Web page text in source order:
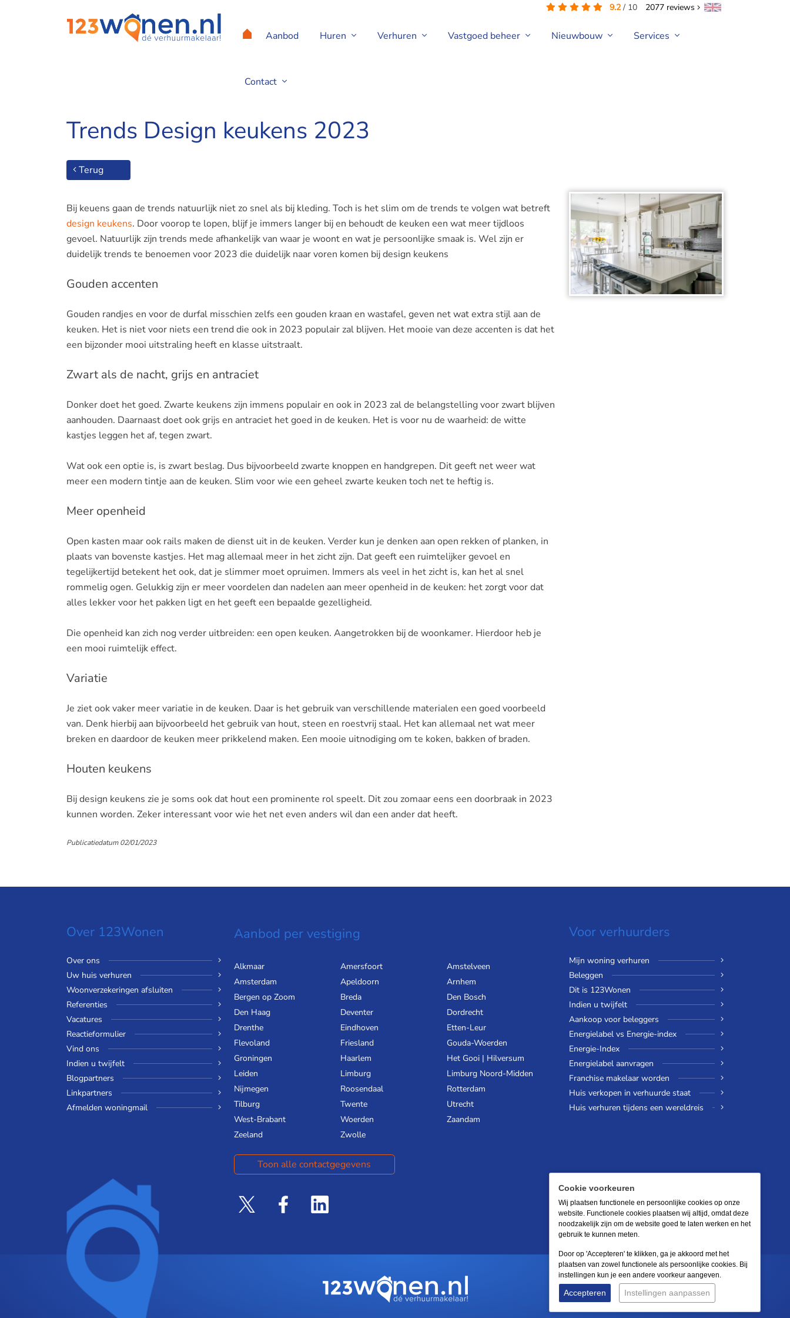
9.2/ 10 2077 reviews
Aanbod Huren Verhuren Vastgoed beheer Nieuwbouw Services
Contact
Trends Design keukens 2023
Terug
Bij keuens gaan de trends natuurlijk niet zo snel als bij kleding. Toch is het slim om de trends te volgen wat betreft
design keukens. Door voorop te lopen, blijf je immers langer bij en behoudt de keuken een wat meer tijdloos
gevoel. Natuurlijk zijn trends mede afhankelijk van waar je woont en wat je persoonlijke smaak is. Wel zijn er
duidelijk trends te benoemen voor 2023 die duidelijk naar voren komen bij design keukens
Gouden accenten
Gouden randjes en voor de durfal misschien zelfs een gouden kraan en wastafel, geven net wat extra stijl aan de
keuken. Het is niet voor niets een trend die ook in 2023 populair zal blijven. Het mooie van deze accenten is dat het
een bijzonder mooi uitstraling heeft en klasse uitstraalt.
Zwart als de nacht, grijs en antraciet
Donker doet het goed. Zwarte keukens zijn immens populair en ook in 2023 zal de belangstelling voor zwart blijven
aanhouden. Daarnaast doet ook grijs en antraciet het goed in de keuken. Het is voor nu de waarheid: de witte
kastjes leggen het af, tegen zwart.
Wat ook een optie is, is zwart beslag. Dus bijvoorbeeld zwarte knoppen en handgrepen. Dit geeft net weer wat
meer een modern tintje aan de keuken. Slim voor wie een geheel zwarte keuken toch net te heftig is.
Meer openheid
Open kasten maar ook rails maken de dienst uit in de keuken. Verder kun je denken aan open rekken of planken, in
plaats van bovenste kastjes. Het mag allemaal meer in het zicht zijn. Dat geeft een ruimtelijker gevoel en
tegelijkertijd betekent het ook, dat je slimmer moet opruimen. Immers als veel in het zicht is, kan het al snel
rommelig ogen. Gelukkig zijn er meer voordelen dan nadelen aan meer openheid in de keuken: het zorgt voor dat
alles lekker voor het pakken ligt en het geeft een bepaalde gezelligheid.
Die openheid kan zich nog verder uitbreiden: een open keuken. Aangetrokken bij de woonkamer. Hierdoor heb je
een mooi ruimtelijk effect.
Variatie
Je ziet ook vaker meer variatie in de keuken. Daar is het gebruik van verschillende materialen een goed voorbeeld
van. Denk hierbij aan bijvoorbeeld het gebruik van hout, steen en roestvrij staal. Het kan allemaal net wat meer
breken en daardoor de keuken meer prikkelend maken. Een mooie uitnodiging om te koken, bakken of braden.
Houten keukens
Bij design keukens zie je soms ook dat hout een prominente rol speelt. Dit zou zomaar eens een doorbraak in 2023
kunnen worden. Zeker interessant voor wie het net even anders wil dan een ander dat heeft.
Publicatiedatum 02/01/2023
Over 123Wonen
Over ons
Uw huis verhuren
Woonverzekeringen afsluiten
Referenties
Vacatures
Reactieformulier
Vind ons
Indien u twijfelt
Blogpartners
Linkpartners
Afmelden woningmail
Aanbod per vestiging
Alkmaar Amersfoort
Amstelveen
Amsterdam
Apeldoorn
Arnhem
Bergen op Zoom
Breda
Den Bosch
Den Haag
Deventer
Dordrecht
Drenthe
Eindhoven
Etten-Leur
Flevoland
Friesland
Gouda-Woerden
Groningen
Haarlem
Het Gooi | Hilversum
Leiden
Limburg
Limburg Noord-Midden
Nijmegen
Roosendaal
Rotterdam
Tilburg
Twente
Utrecht
West-Brabant
Woerden
Zaandam
Zeeland
Zwolle
Toon alle contactgegevens
Voor verhuurders
Mijn woning verhuren
Beleggen
Dit is 123Wonen
Indien u twijfelt
Aankoop voor beleggers
Energielabel vs Energie-index
Energie-Index
Energielabel aanvragen
Franchise makelaar worden
Huis verkopen in verhuurde staat
Huis verhuren tijdens een wereldreis
Cookie voorkeuren
Wij plaatsen functionele en persoonlijke cookies op onze
website. Functionele cookies plaatsen wij altijd, omdat deze
noodzakelijk zijn om de website goed te laten werken en het
gebruik te kunnen meten.
Door op 'Accepteren' te klikken, ga je akkoord met het
plaatsen van zowel functionele als persoonlijke cookies. Bij
instellingen kun je een andere voorkeur aangeven.
Accepteren Instellingen aanpassen